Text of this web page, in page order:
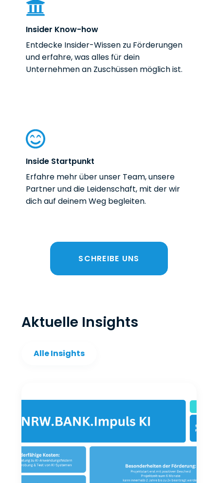
Insider Know-how
Entdecke Insider-Wissen zu Förderungen
und erfahre, was alles für dein
Unternehmen an Zuschüssen möglich ist.
Inside Startpunkt
Erfahre mehr über unser Team, unsere
Partner und die Leidenschaft, mit der wir
dich auf deinem Weg begleiten.
SCHREIBE UNS
Aktuelle Insights
Alle Insights